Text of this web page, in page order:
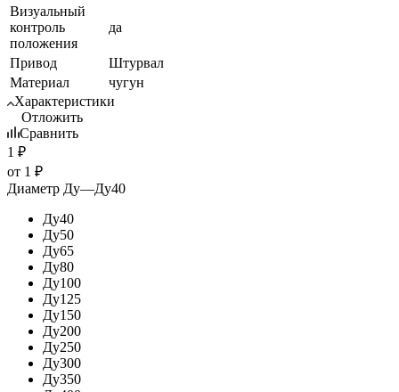
Визуальный
контроль
положения
да
Привод
Штурвал
Материал
чугун
Характеристики
Отложить
Сравнить
1 ₽
от 1 ₽
Диаметр Ду—Ду40
Ду40
Ду50
Ду65
Ду80
Ду100
Ду125
Ду150
Ду200
Ду250
Ду300
Ду350